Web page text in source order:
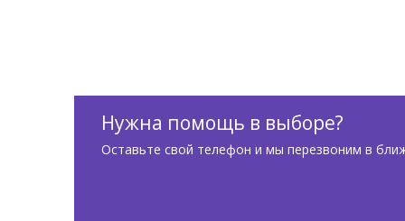
Нужна помощь в выборе?
Оставьте свой телефон и мы перезвоним в